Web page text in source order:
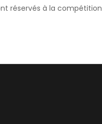
réservés à la compétition